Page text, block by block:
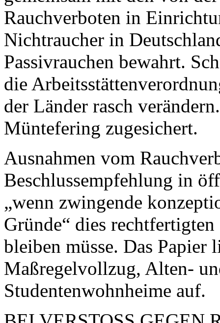
Rauchverboten in
Nichtraucher in
Passivrauchen bewahrt.
die
der Länder rasch
Müntefering zugesichert.
Ausnahmen vom
Beschlussempfehlung in
„wenn zwingende
Gründe“ dies
bleiben müsse. Das Papier
Maßregelvollzug, Alten-
Studentenwohnheime auf.